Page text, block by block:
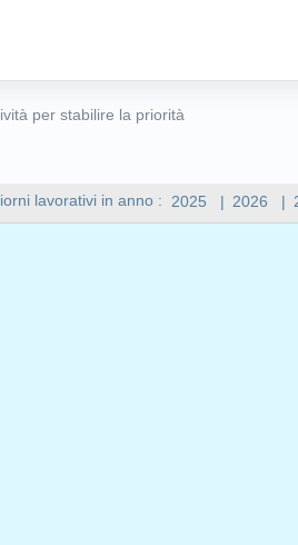
lavorativi in anno : 2025 | 2026 |
per stabilire la priorità